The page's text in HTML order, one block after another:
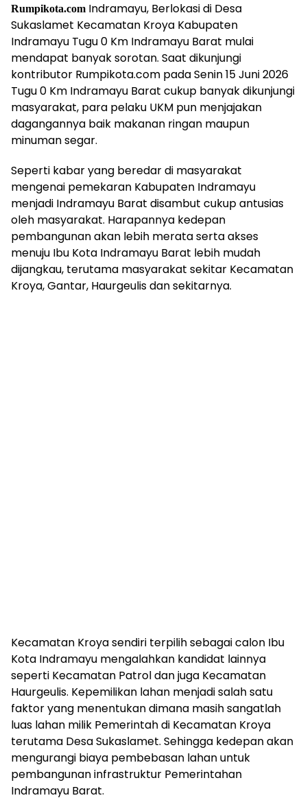
Rumpikota.com Indramayu, Berlokasi di Desa
Sukaslamet Kecamatan Kroya Kabupaten
Indramayu Tugu 0 Km Indramayu Barat mulai
mendapat banyak sorotan. Saat dikunjungi
kontributor Rumpikota.com pada Senin 15 Juni 2026
Tugu 0 Km Indramayu Barat cukup banyak dikunjungi
masyarakat, para pelaku UKM pun menjajakan
dagangannya baik makanan ringan maupun
minuman segar.
Seperti kabar yang beredar di masyarakat
mengenai pemekaran Kabupaten Indramayu
menjadi Indramayu Barat disambut cukup antusias
oleh masyarakat. Harapannya kedepan
pembangunan akan lebih merata serta akses
menuju Ibu Kota Indramayu Barat lebih mudah
dijangkau, terutama masyarakat sekitar Kecamatan
Kroya, Gantar, Haurgeulis dan sekitarnya.
Kecamatan Kroya sendiri terpilih sebagai calon Ibu
Kota Indramayu mengalahkan kandidat lainnya
seperti Kecamatan Patrol dan juga Kecamatan
Haurgeulis. Kepemilikan lahan menjadi salah satu
faktor yang menentukan dimana masih sangatlah
luas lahan milik Pemerintah di Kecamatan Kroya
terutama Desa Sukaslamet. Sehingga kedepan akan
mengurangi biaya pembebasan lahan untuk
pembangunan infrastruktur Pemerintahan
Indramayu Barat.